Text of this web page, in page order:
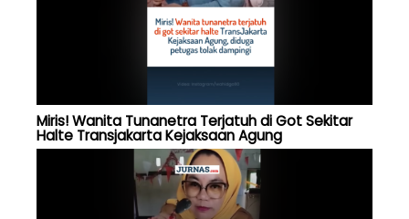
Miris! Wanita Tunanetra Terjatuh di Got Sekitar
Halte Transjakarta Kejaksaan Agung